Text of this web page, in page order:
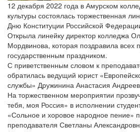
12 декабря 2022 года в Амурском
культуры состоялась торжественная
Дню Конституции Российской
Открыла линейку директор колледжа
Мордвинова, которая поздравила всех
государственным праздником.
С приветственным словом к
обратилась ведущий юрист
службы» Дружинина Анастасия
На торжественном мероприятии
тебя, моя Россия» в исполнении
«Сольное и хоровое народное пение»
преподавателя Светланы